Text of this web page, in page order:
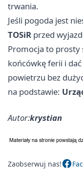
trwania.
Jeśli pogoda jest
TOSiR przed
Promocja to prosty
końcówkę ferii i
powietrzu bez
na podstawie:
Autor:krystian
Zaobserwuj nas!